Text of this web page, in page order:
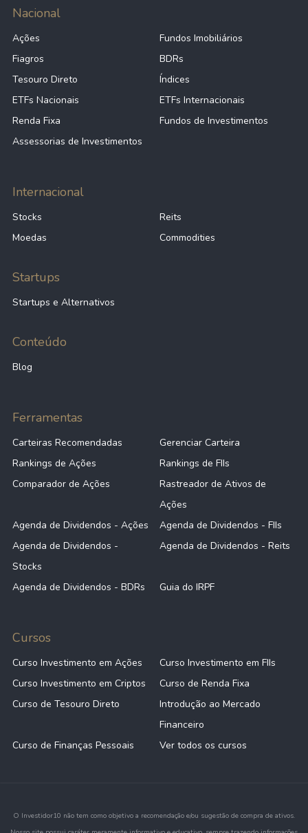
Nacional
Ações
Fundos Imobiliários
Fiagros
BDRs
Tesouro Direto
Índices
ETFs Nacionais
ETFs Internacionais
Renda Fixa
Fundos de Investimentos
Assessorias de Investimentos
Internacional
Stocks
Reits
Moedas
Commodities
Startups
Startups e Alternativos
Conteúdo
Blog
Ferramentas
Carteiras Recomendadas
Gerenciar Carteira
Rankings de Ações
Rankings de FIIs
Comparador de Ações
Rastreador de Ativos de
Ações
Agenda de Dividendos - Ações
Agenda de Dividendos - FIIs
Agenda de Dividendos -
Stocks
Agenda de Dividendos - Reits
Agenda de Dividendos - BDRs Guia do IRPF
Cursos
Curso Investimento em Ações
Curso Investimento em FIIs
Curso Investimento em Criptos
Curso de Renda Fixa
Curso de Tesouro Direto
Introdução ao Mercado
Financeiro
Curso de Finanças Pessoais
Ver todos os cursos
O Investidor10 não tem como objetivo a recomendação e/ou sugestão de compra de ativos.